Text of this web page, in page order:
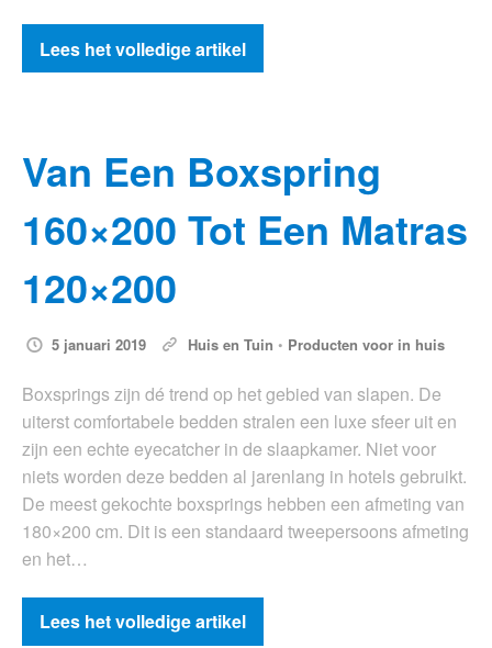
Lees het volledige artikel
Van Een Boxspring
160×200 Tot Een Matras
120×200
5 januari 2019 Huis en Tuin • Producten voor in huis
Boxsprings zijn dé trend op het gebied van slapen. De
uiterst comfortabele bedden stralen een luxe sfeer uit en
zijn een echte eyecatcher in de slaapkamer. Niet voor
niets worden deze bedden al jarenlang in hotels gebruikt.
De meest gekochte boxsprings hebben een afmeting van
180×200 cm. Dit is een standaard tweepersoons afmeting
en het…
Lees het volledige artikel